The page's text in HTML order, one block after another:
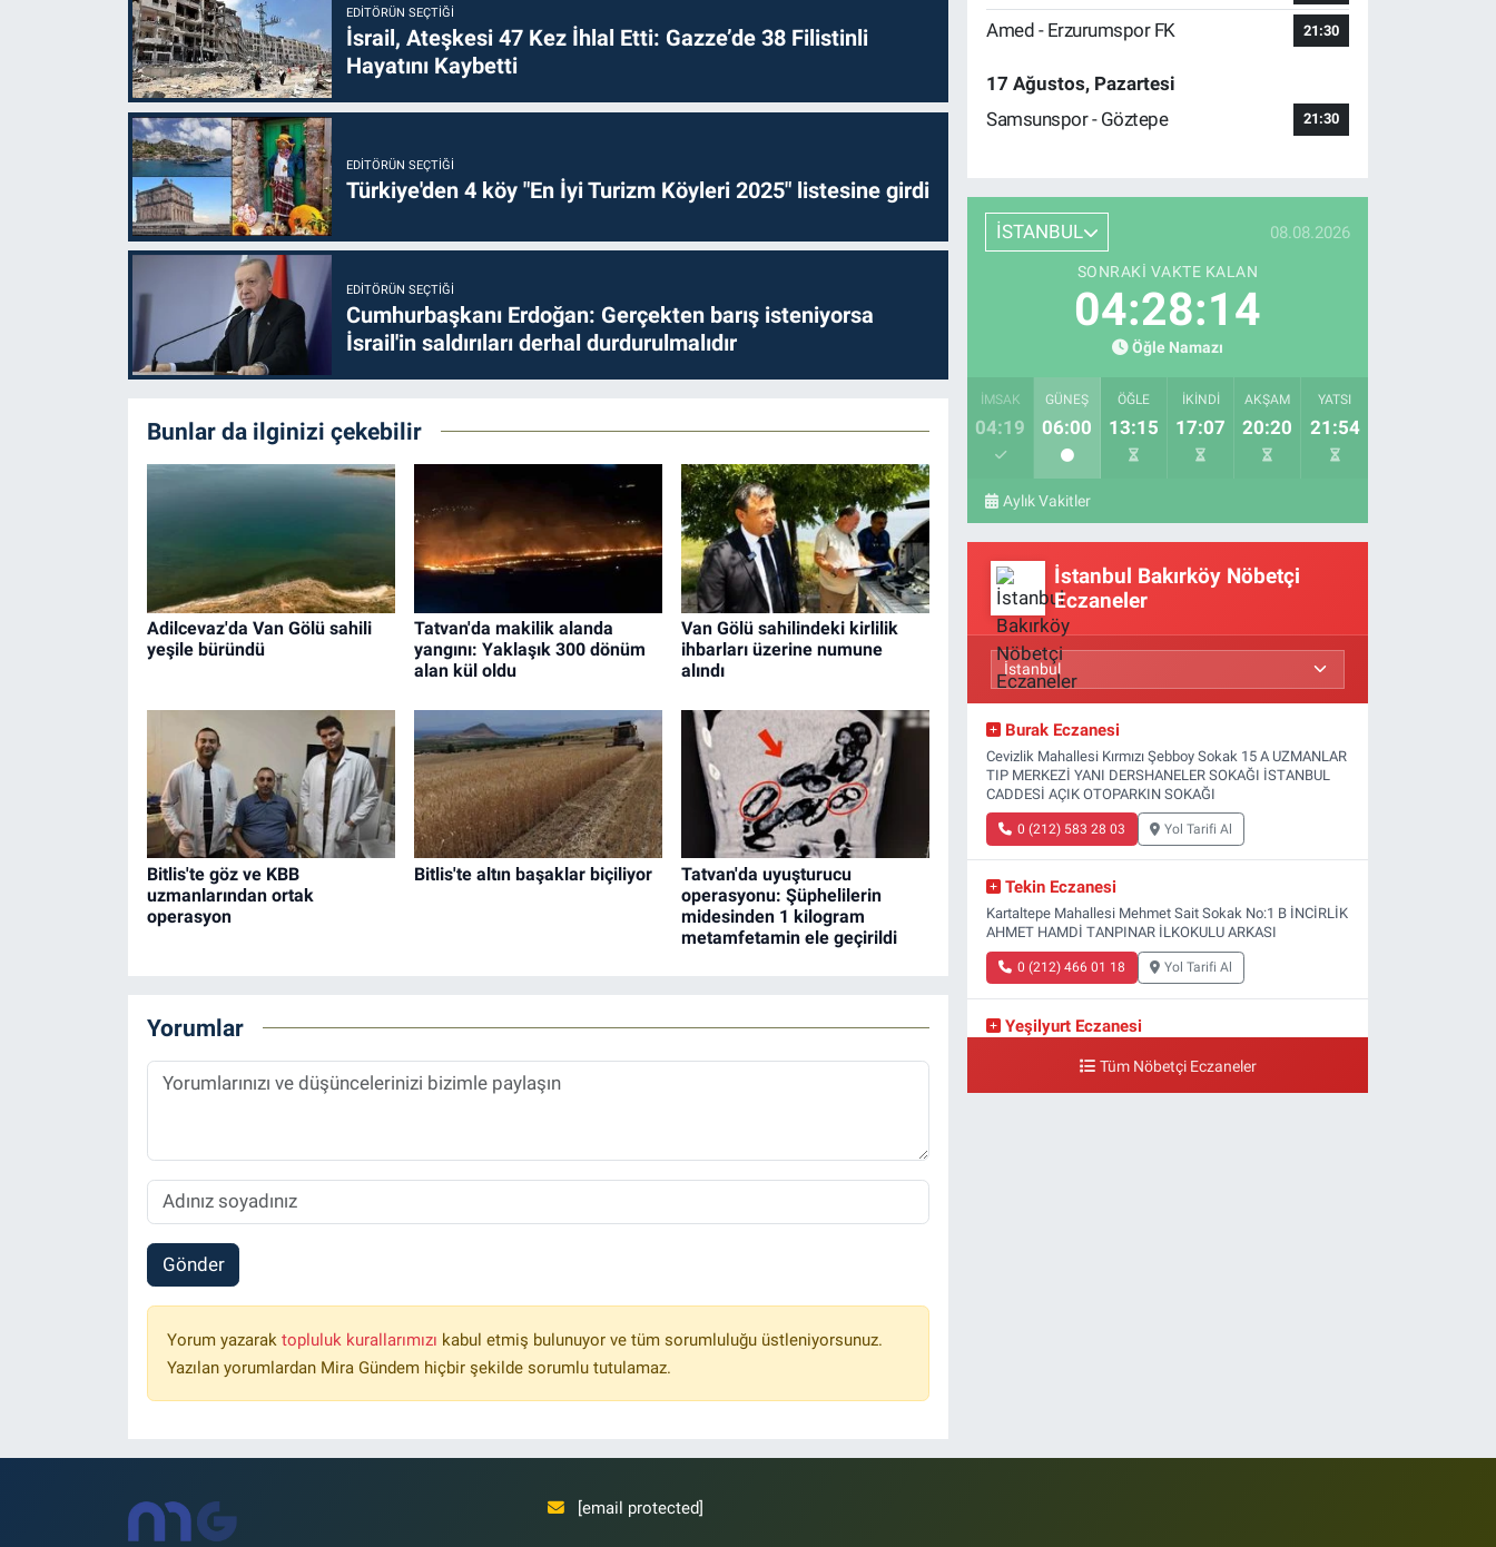
EDITÖRÜN SEÇTIĞI
İsrail, Ateşkesi 47 Kez İhlal Etti: Gazze’de 38 Filistinli
Hayatını Kaybetti
EDITÖRÜN SEÇTIĞI
Türkiye'den 4 köy "En İyi Turizm Köyleri 2025" listesine girdi
EDITÖRÜN SEÇTIĞI
Cumhurbaşkanı Erdoğan: Gerçekten barış isteniyorsa
İsrail'in saldırıları derhal durdurulmalıdır
Bunlar da ilginizi çekebilir
Adilcevaz'da Van Gölü sahili
yeşile büründü
Tatvan'da makilik alanda
yangını: Yaklaşık 300 dönüm
alan kül oldu
Van Gölü sahilindeki kirlilik
ihbarları üzerine numune
alındı
Bitlis'te göz ve KBB
uzmanlarından ortak
operasyon
Bitlis'te altın başaklar biçiliyor
Tatvan'da uyuşturucu
operasyonu: Şüphelilerin
midesinden 1 kilogram
metamfetamin ele geçirildi
Yorumlar
Gönder
Yorum yazarak topluluk kurallarımızı kabul etmiş bulunuyor ve tüm sorumluluğu üstleniyorsunuz.
Yazılan yorumlardan Mira Gündem hiçbir şekilde sorumlu tutulamaz.
Amed - Erzurumspor FK 21:30
17 Ağustos, Pazartesi
Samsunspor - Göztepe
21:30
İSTANBUL 08.08.2026
SONRAKI VAKTE KALAN
04:28:13
Öğle Namazı
İMSAK
04:19
GÜNEŞ
06:00
ÖĞLE
13:15
İKINDI
17:07
AKŞAM
20:20
YATSI
21:54
Aylık Vakitler
İstanbul Bakırköy Nöbetçi
Eczaneler
Burak Eczanesi
Cevizlik Mahallesi Kırmızı Şebboy Sokak 15 A UZMANLAR
TIP MERKEZİ YANI DERSHANELER SOKAĞI İSTANBUL
CADDESİ AÇIK OTOPARKIN SOKAĞI
0 (212) 583 28 03 Yol Tarifi Al
Tekin Eczanesi
Kartaltepe Mahallesi Mehmet Sait Sokak No:1 B İNCİRLİK
AHMET HAMDİ TANPINAR İLKOKULU ARKASI
0 (212) 466 01 18 Yol Tarifi Al
Yeşilyurt Eczanesi
Tüm Nöbetçi Eczaneler
[email protected]